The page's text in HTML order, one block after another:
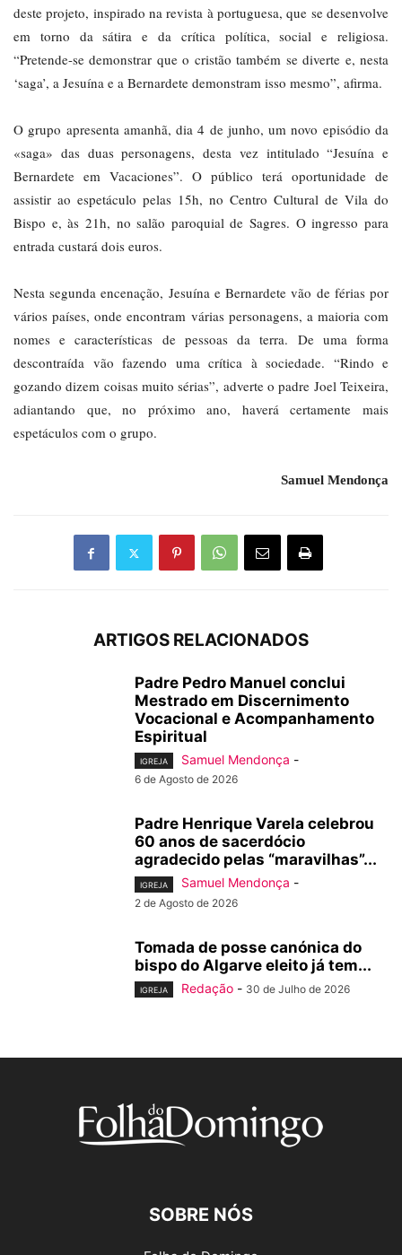
deste projeto, inspirado na revista à portuguesa, que se desenvolve
em torno da sátira e da crítica política, social e religiosa.
“Pretende-se demonstrar que o cristão também se diverte e, nesta
‘saga’, a Jesuína e a Bernardete demonstram isso mesmo”, afirma.
O grupo apresenta amanhã, dia 4 de junho, um novo episódio da
«saga» das duas personagens, desta vez intitulado “Jesuína e
Bernardete em Vacaciones”. O público terá oportunidade de
assistir ao espetáculo pelas 15h, no Centro Cultural de Vila do
Bispo e, às 21h, no salão paroquial de Sagres. O ingresso para
entrada custará dois euros.
Nesta segunda encenação, Jesuína e Bernardete vão de férias por
vários países, onde encontram várias personagens, a maioria com
nomes e características de pessoas da terra. De uma forma
descontraída vão fazendo uma crítica à sociedade. “Rindo e
gozando dizem coisas muito sérias”, adverte o padre Joel Teixeira,
adiantando que, no próximo ano, haverá certamente mais
espetáculos com o grupo.
Samuel Mendonça
ARTIGOS RELACIONADOS
Padre Pedro Manuel conclui
Mestrado em Discernimento
Vocacional e Acompanhamento
Espiritual
IGREJA Samuel Mendonça -
6 de Agosto de 2026
Padre Henrique Varela celebrou
60 anos de sacerdócio
agradecido pelas “maravilhas”...
IGREJA Samuel Mendonça -
2 de Agosto de 2026
Tomada de posse canónica do
bispo do Algarve eleito já tem...
IGREJA Redação - 30 de Julho de 2026
SOBRE NÓS